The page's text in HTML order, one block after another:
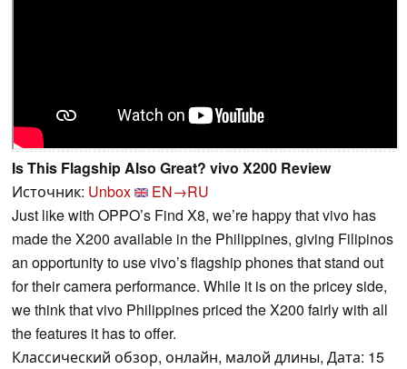
Is This Flagship Also Great? vivo X200 Review
Источник: Unbox
EN→RU
Just like with OPPO’s Find X8, we’re happy that vivo has
made the X200 available in the Philippines, giving Filipinos
an opportunity to use vivo’s flagship phones that stand out
for their camera performance. While it is on the pricey side,
we think that vivo Philippines priced the X200 fairly with all
the features it has to offer.
Классический обзор, онлайн, малой длины, Дата: 15